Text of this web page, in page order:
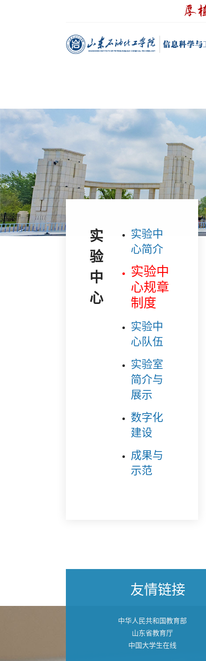
实验中心
实验中
心简介
实验中
心规章
制度
实验中
心队伍
实验室
简介与
展示
数字化
建设
成果与
示范
友情链接
中华人民共和国教育部
山东省教育厅
中国大学生在线